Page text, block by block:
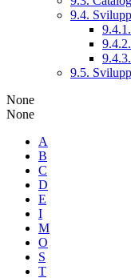
9.4.
9.5.
None
None
A
B
C
D
E
I
M
O
S
T